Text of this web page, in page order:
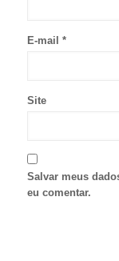
E-mail *
Site
Salvar meus
eu comentar.